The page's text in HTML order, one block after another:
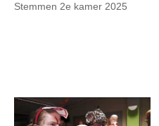
Stemmen 2e kamer 2025